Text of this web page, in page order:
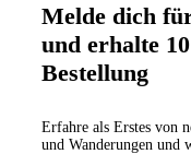
Melde dich
und erhalte
Bestellung
Erfahre als Erstes von
und Wanderungen und